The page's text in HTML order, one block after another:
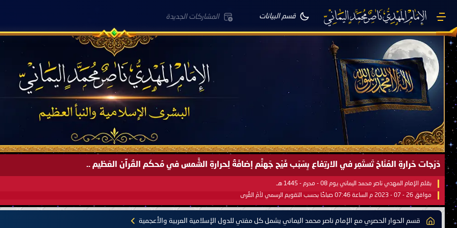
قسم البيانات المشاركات الجديدة
دَرَجات حَرارةِ المُنَاخ تَستَمِر في الارتِفاع بِسَبَب فَيْح جَهنَّم إضافَةً لِحرارةِ الشَّمس في مُحكَم القُرآن العَظيم ..
بقلم الإمام المهدي ناصر محمد اليماني يوم 08 - محرم - 1445 هـ
موافق 26 - 07 - 2023 م الساعة 07:46 صباحًا بحسب التقويم الرسمي لأمّ القُرى
قسم الحوار الحصري مع الإمام ناصر محمد اليماني يشمل كل مفتي للدول الإسلامية العربية والأعجمية